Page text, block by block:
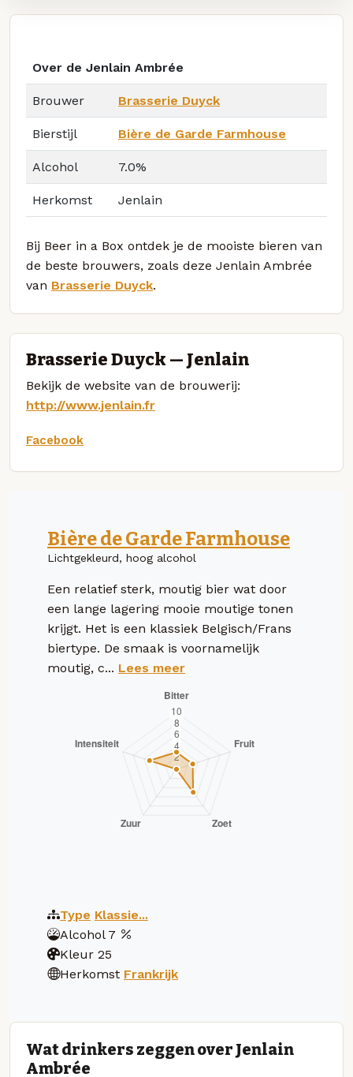
Over de Jenlain Ambrée
Brouwer Brasserie Duyck
Bierstijl Bière de Garde Farmhouse
Alcohol 7.0%
Herkomst Jenlain
Bij Beer in a Box ontdek je de mooiste bieren van
de beste brouwers, zoals deze Jenlain Ambrée
van Brasserie Duyck.
Brasserie Duyck — Jenlain
Bekijk de website van de brouwerij:
http://www.jenlain.fr
Facebook
Bière de Garde Farmhouse
Lichtgekleurd, hoog alcohol
Een relatief sterk, moutig bier wat door
een lange lagering mooie moutige tonen
krijgt. Het is een klassiek Belgisch/Frans
biertype. De smaak is voornamelijk
moutig, c... Lees meer
Type Klassie...
Alcohol 7
Kleur 25
Herkomst Frankrijk
Wat drinkers zeggen over Jenlain
Ambrée